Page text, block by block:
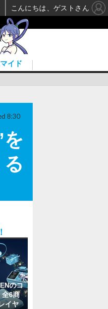
イド
を
8:30
のコ
全6商
イヤ
こんにちは、ゲストさん